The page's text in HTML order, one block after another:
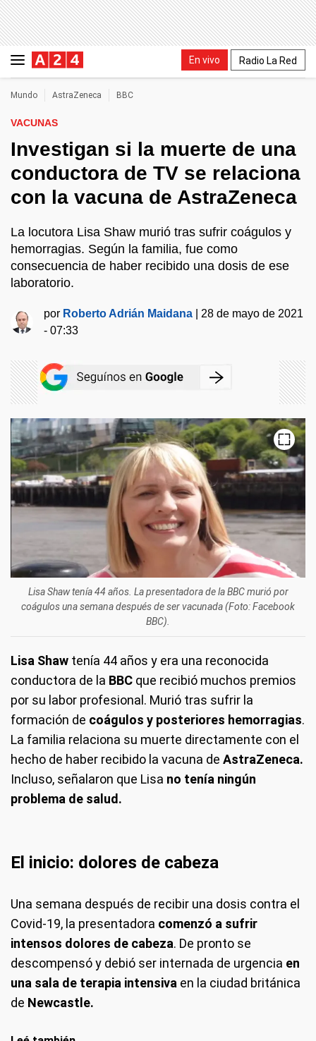
En vivo Radio La Red
Mundo AstraZeneca BBC
VACUNAS
Investigan si la muerte de una
conductora de TV se relaciona
con la vacuna de AstraZeneca
La locutora Lisa Shaw murió tras sufrir coágulos y
hemorragias. Según la familia, fue como
consecuencia de haber recibido una dosis de ese
laboratorio.
por Roberto Adrián Maidana
28 de mayo de 2021
- 07:33
Lisa Shaw tenía 44 años. La presentadora de la BBC murió por
coágulos una semana después de ser vacunada (Foto: Facebook
BBC).
Lisa Shaw tenía 44 años y era una reconocida
conductora de la BBC que recibió muchos premios
por su labor profesional. Murió tras sufrir la
formación de coágulos y posteriores hemorragias.
La familia relaciona su muerte directamente con el
hecho de haber recibido la vacuna de AstraZeneca.
Incluso, señalaron que Lisa no tenía ningún
problema de salud.
El inicio: dolores de cabeza
Una semana después de recibir una dosis contra el
Covid-19, la presentadora comenzó a sufrir
intensos dolores de cabeza. De pronto se
descompensó y debió ser internada de urgencia en
una sala de terapia intensiva en la ciudad británica
de Newcastle.